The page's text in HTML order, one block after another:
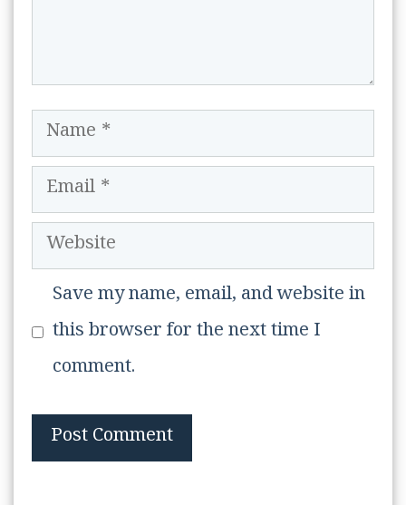
Name
Email
Website
Save my name, email, and website in
this browser for the next time I
comment.